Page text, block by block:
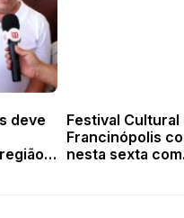
deve
Festival Cultural
Francinópolis
nesta sexta com